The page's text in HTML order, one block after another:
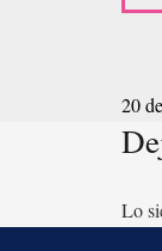
20
Lo